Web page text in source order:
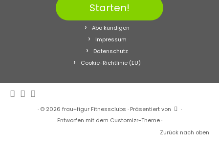
Starten!
Abo kündigen
Impressum
Datenschutz
Cookie-Richtlinie (EU)
· © 2026 frau+figur Fitnessclubs · Präsentiert von
·
Entworfen mit dem Customizr-Theme·
Zurück nach oben